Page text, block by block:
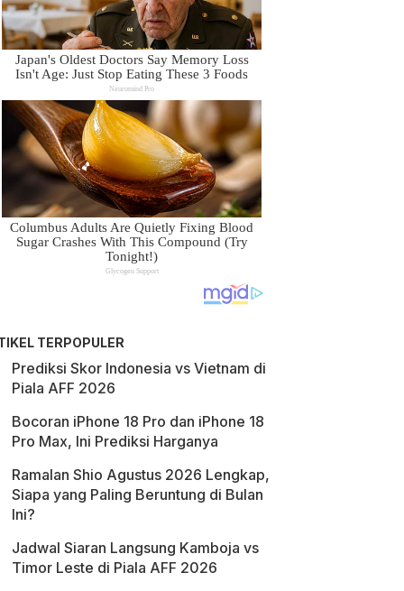
TERPOPULER
Prediksi Skor Indonesia vs Vietnam di
Piala AFF 2026
Bocoran iPhone 18 Pro dan iPhone 18
Pro Max, Ini Prediksi Harganya
Ramalan Shio Agustus 2026 Lengkap,
Siapa yang Paling Beruntung di Bulan
Ini?
Jadwal Siaran Langsung Kamboja vs
Timor Leste di Piala AFF 2026